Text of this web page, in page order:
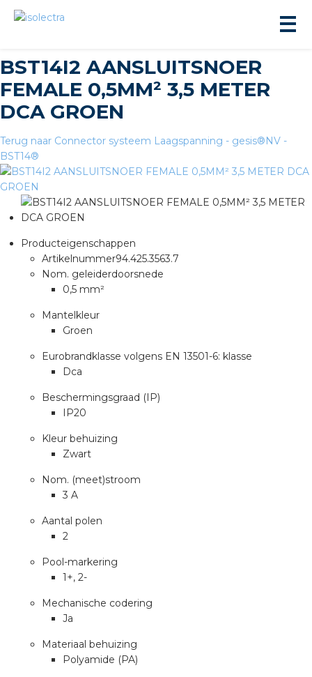
BST14I2 AANSLUITSNOER
FEMALE 0,5MM² 3,5 METER
DCA GROEN
Terug naar Connector systeem Laagspanning - gesis®NV -
BST14®
Producteigenschappen
Artikelnummer94.425.3563.7
Nom. geleiderdoorsnede
0,5 mm²
Mantelkleur
Groen
Eurobrandklasse volgens EN 13501-6: klasse
Dca
Beschermingsgraad (IP)
IP20
Kleur behuizing
Zwart
Nom. (meet)stroom
3 A
Aantal polen
2
Pool-markering
1+, 2-
Mechanische codering
Ja
Materiaal behuizing
Polyamide (PA)
installeren
installeren
installeren in beton
installeren in de tuinbouw
GST®